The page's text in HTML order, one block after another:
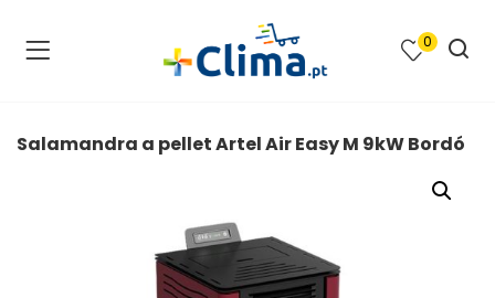
0
Salamandra a pellet Artel Air Easy M 9kW Bordó